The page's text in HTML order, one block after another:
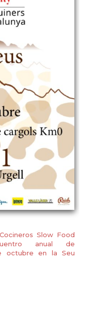
Slow Food
anual de
octubre en la Seu